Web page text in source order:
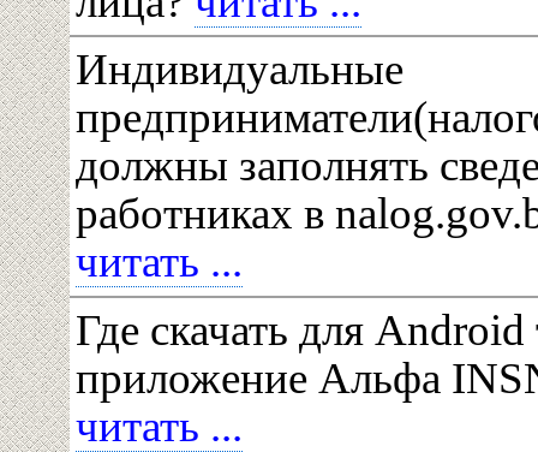
Индивидуальные
должны заполнять
работниках в
читать ...
Где скачать для
приложение Альфа
читать ...